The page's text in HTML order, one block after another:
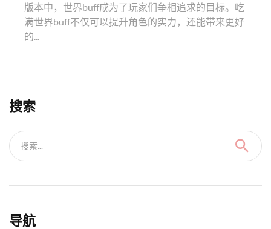
版本中，世界buff成为了玩家们争相追求的目标。吃
满世界buff不仅可以提升角色的实力，还能带来更好
的...
搜索
搜索...
导航